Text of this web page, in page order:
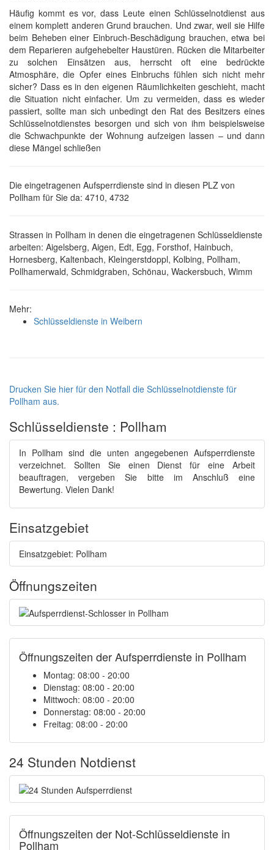
Häufig kommt es vor, dass Leute einen Schlüsselnotdienst aus
einem komplett anderen Grund brauchen. Und zwar, weil sie Hilfe
beim Beheben einer Einbruch-Beschädigung brauchen, etwa bei
dem Reparieren aufgehebelter Haustüren. Rücken die Mitarbeiter
zu solchen Einsätzen aus, herrscht oft eine bedrückte
Atmosphäre, die Opfer eines Einbruchs fühlen sich nicht mehr
sicher? Dass es in den eigenen Räumlichkeiten geschieht, macht
die Situation nicht einfacher. Um zu vermeiden, dass es wieder
passiert, sollte man sich unbedingt den Rat des Besitzers eines
Schlüsselnotdienstes besorgen und sich von ihm beispielsweise
die Schwachpunkte der Wohnung aufzeigen lassen – und dann
diese Mängel schließen
Die eingetragenen Aufsperrdienste sind in diesen PLZ von
Pollham für Sie da: 4710, 4732
Strassen in Pollham in denen die eingetragenen Schlüsseldienste
arbeiten: Aigelsberg, Aigen, Edt, Egg, Forsthof, Hainbuch,
Hornesberg, Kaltenbach, Kleingerstdoppl, Kolbing, Pollham,
Pollhamerwald, Schmidgraben, Schönau, Wackersbuch, Wimm
Mehr:
Schlüsseldienste in Weibern
Drucken Sie hier für den Notfall die Schlüsselnotdienste für
Pollham aus.
Schlüsseldienste : Pollham
In Pollham sind die unten angegebenen Aufsperrdienste
verzeichnet. Sollten Sie einen Dienst für eine Arbeit
beauftragen, vergeben Sie bitte im Anschluß eine
Bewertung. Vielen Dank!
Einsatzgebiet
Einsatzgebiet: Pollham
Öffnungszeiten
Öffnungszeiten der Aufsperrdienste in Pollham
Montag: 08:00 - 20:00
Dienstag: 08:00 - 20:00
Mittwoch: 08:00 - 20:00
Donnerstag: 08:00 - 20:00
Freitag: 08:00 - 20:00
24 Stunden Notdienst
Öffnungszeiten der Not-Schlüsseldienste in
Pollham